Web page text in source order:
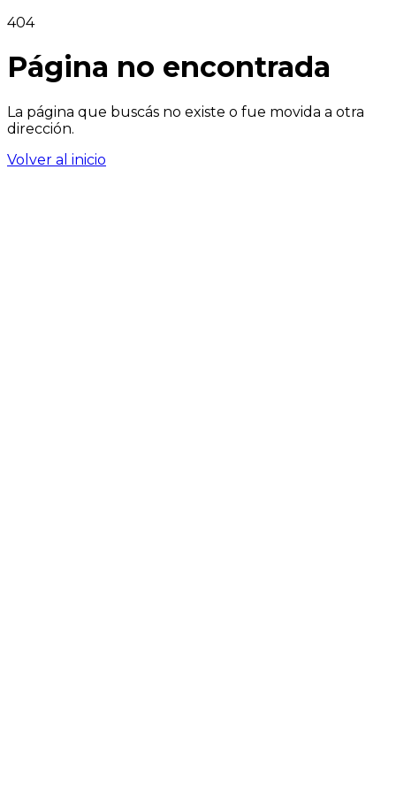
404
Página no encontrada
La página que buscás no existe o fue movida a otra
dirección.
Volver al inicio